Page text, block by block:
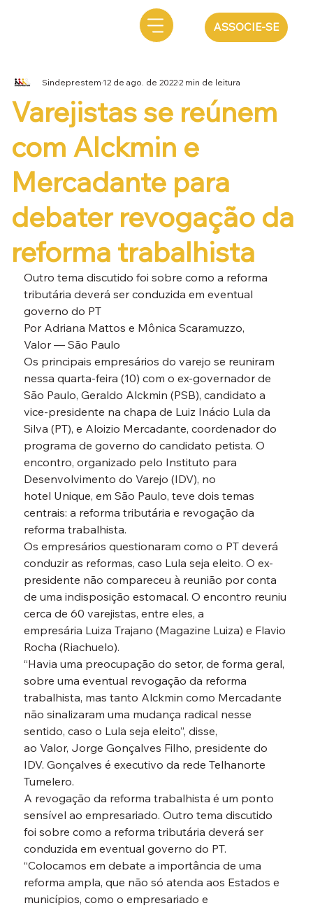
ASSOCIE-SE
Varejistas se reúnem
com Alckmin e
Mercadante para
debater revogação da
reforma trabalhista
Sindeprestem12 de ago. de 20222 min de leitura
Outro tema discutido foi sobre como a reforma
tributária deverá ser conduzida em eventual
governo do PT
Por Adriana Mattos e Mônica Scaramuzzo,
Valor — São Paulo
Os principais empresários do varejo se reuniram
nessa quarta-feira (10) com o ex-governador de
São Paulo, Geraldo Alckmin (PSB), candidato a
vice-presidente na chapa de Luiz Inácio Lula da
Silva (PT), e Aloizio Mercadante, coordenador do
programa de governo do candidato petista. O
encontro, organizado pelo Instituto para
Desenvolvimento do Varejo (IDV), no
hotel Unique, em São Paulo, teve dois temas
centrais: a reforma tributária e revogação da
reforma trabalhista.
Os empresários questionaram como o PT deverá
conduzir as reformas, caso Lula seja eleito. O ex-
presidente não compareceu à reunião por conta
de uma indisposição estomacal. O encontro reuniu
cerca de 60 varejistas, entre eles, a
empresária Luiza Trajano (Magazine Luiza) e Flavio
Rocha (Riachuelo).
“Havia uma preocupação do setor, de forma geral,
sobre uma eventual revogação da reforma
trabalhista, mas tanto Alckmin como Mercadante
não sinalizaram uma mudança radical nesse
sentido, caso o Lula seja eleito”, disse,
ao Valor, Jorge Gonçalves Filho, presidente do
IDV. Gonçalves é executivo da rede Telhanorte
Tumelero.
A revogação da reforma trabalhista é um ponto
sensível ao empresariado. Outro tema discutido
foi sobre como a reforma tributária deverá ser
conduzida em eventual governo do PT.
“Colocamos em debate a importância de uma
reforma ampla, que não só atenda aos Estados e
municípios, como o empresariado e